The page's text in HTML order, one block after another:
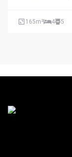
165m² 4 5